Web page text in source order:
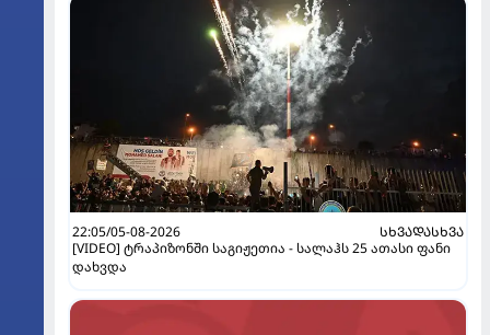
22:05/05-08-2026
ᲡᲮᲕᲐᲓᲐᲡᲮᲕᲐ
[VIDEO] ტრაპიზონში საგიჟეთია - სალაჰს 25 ათასი ფანი
დახვდა